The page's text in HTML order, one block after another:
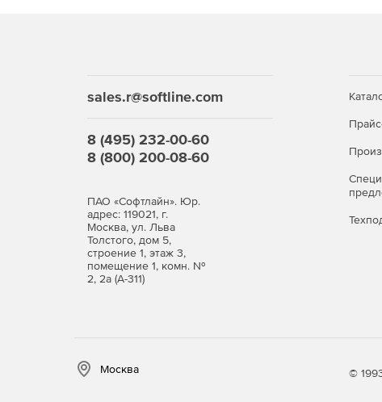
sales.r@softline.com
8 (495) 232-00-60
8 (800) 200-08-60
ПАО «Софтлайн». Юр.
адрес: 119021, г.
Москва, ул. Льва
Толстого, дом 5,
строение 1, этаж 3,
помещение 1, комн. №
2, 2а (А-311)
Москва ©